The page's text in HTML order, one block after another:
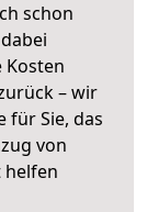
schon
Kosten
– wir
für Sie, das
von
helfen